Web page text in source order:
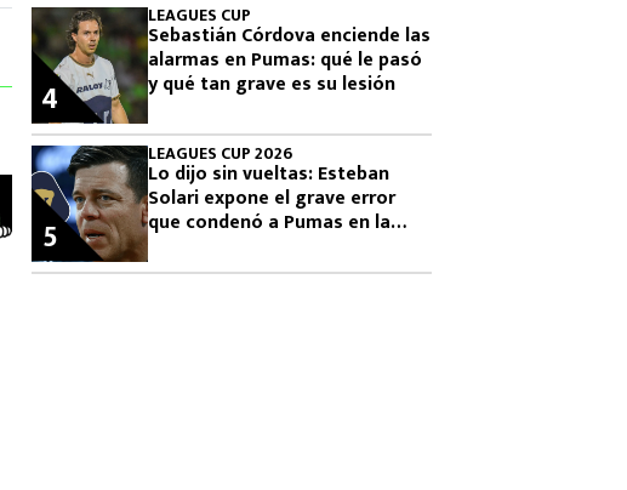
LEAGUES CUP
Sebastián Córdova enciende las
alarmas en Pumas: qué le pasó
y qué tan grave es su lesión
4
LEAGUES CUP 2026
Lo dijo sin vueltas: Esteban
Solari expone el grave error
que condenó a Pumas en la
5